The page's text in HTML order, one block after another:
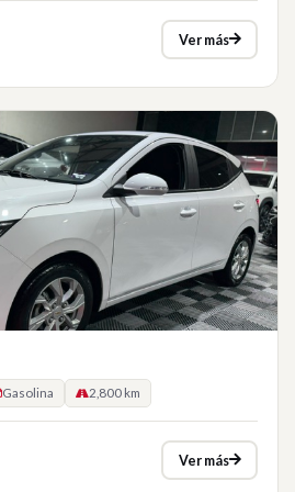
Ver más
Gasolina 2,800 km
Ver más